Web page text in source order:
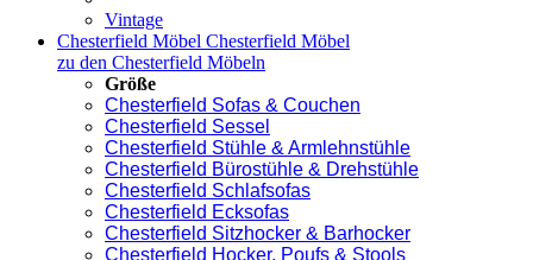
Vintage
Chesterfield Möbel Chesterfield Möbel
zu den Chesterfield Möbeln
Größe
Chesterfield Sofas & Couchen
Chesterfield Sessel
Chesterfield Stühle & Armlehnstühle
Chesterfield Bürostühle & Drehstühle
Chesterfield Schlafsofas
Chesterfield Ecksofas
Chesterfield Sitzhocker & Barhocker
Chesterfield Hocker, Poufs & Stools